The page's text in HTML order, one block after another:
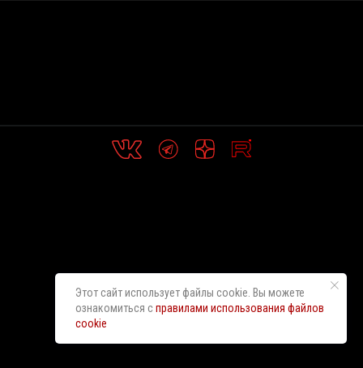
Этот сайт использует файлы cookie. Вы можете
ознакомиться справилами использования файлов
cookie